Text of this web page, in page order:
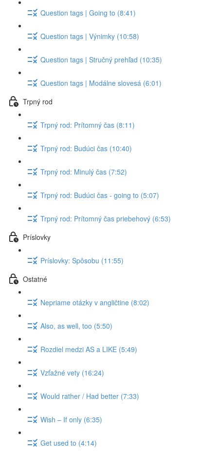
Question tags | Going to (8:41)
Question tags | Výnimky (10:58)
Question tags | Stručný prehľad (10:35)
Question tags | Modálne slovesá (6:01)
Trpný rod
Trpný rod: Prítomný čas (8:11)
Trpný rod: Budúci čas (10:40)
Trpný rod: Minulý čas (7:52)
Trpný rod: Budúci čas - going to (5:07)
Trpný rod: Prítomný čas priebehový (6:53)
Príslovky
Príslovky: Spôsobu (11:55)
Ostatné
Nepriame otázky v angličtine (8:02)
Also, as well, too (5:50)
Rozdiel medzi AS a LIKE (5:49)
Vzťažné vety (16:24)
Would rather / Had better (7:33)
Wish – If only (6:35)
Get used to (4:14)